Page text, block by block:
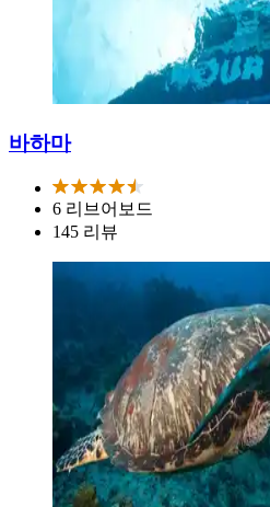
바하마
6 리브어보드
145 리뷰